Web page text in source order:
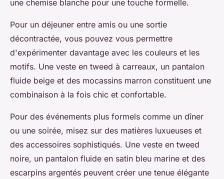
une chemise blanche pour une touche formelle.
Pour un déjeuner entre amis ou une sortie
décontractée, vous pouvez vous permettre
d'expérimenter davantage avec les couleurs et les
motifs. Une veste en tweed à carreaux, un pantalon
fluide beige et des mocassins marron constituent une
combinaison à la fois chic et confortable.
Pour des événements plus formels comme un dîner
ou une soirée, misez sur des matières luxueuses et
des accessoires sophistiqués. Une veste en tweed
noire, un pantalon fluide en satin bleu marine et des
escarpins argentés peuvent créer une tenue élégante